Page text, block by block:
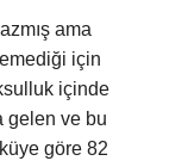
ama
için
içinde
gelen ve bu
göre 82